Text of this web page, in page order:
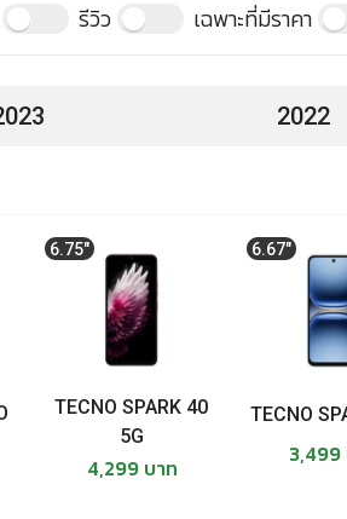
SPARK GO 3
SPARK GO 2
SPARK 40 5G
SPARK 40C
POVA Slim
รุ่นปี 2025
รีวิว เฉพาะที่มีราคา
2022
TECNO SPARK 40
5G
4,299 บาท
6.75"
TECNO
3,499
6.67"